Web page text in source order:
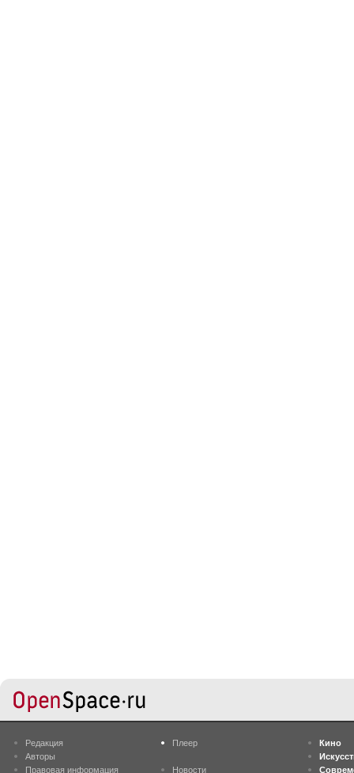
Редакция
Авторы
Правовая информация
Плеер
Новости
Кино